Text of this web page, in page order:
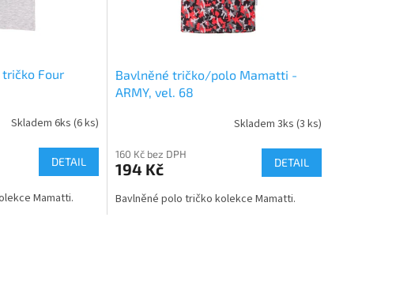
Four
Skladem 6ks (6 ks)
DETAIL
Mamatti.
Bavlněné tričko/polo Mamatti -
ARMY, vel. 68
Skladem 3ks (3 ks)
160 Kč bez DPH
194 Kč DETAIL
Bavlněné polo tričko kolekce Mamatti.